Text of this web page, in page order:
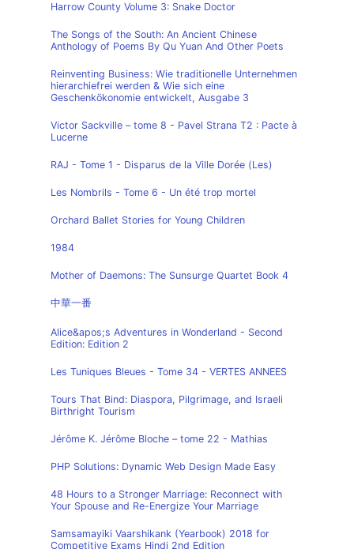
Harrow County Volume 3: Snake Doctor
The Songs of the South: An Ancient Chinese
Anthology of Poems By Qu Yuan And Other Poets
Reinventing Business: Wie traditionelle Unternehmen
hierarchiefrei werden & Wie sich eine
Geschenkökonomie entwickelt, Ausgabe 3
Victor Sackville – tome 8 - Pavel Strana T2 : Pacte à
Lucerne
RAJ - Tome 1 - Disparus de la Ville Dorée (Les)
Les Nombrils - Tome 6 - Un été trop mortel
Orchard Ballet Stories for Young Children
1984
Mother of Daemons: The Sunsurge Quartet Book 4
中華一番
Alice&apos;s Adventures in Wonderland - Second
Edition: Edition 2
Les Tuniques Bleues - Tome 34 - VERTES ANNEES
Tours That Bind: Diaspora, Pilgrimage, and Israeli
Birthright Tourism
Jérôme K. Jérôme Bloche – tome 22 - Mathias
PHP Solutions: Dynamic Web Design Made Easy
48 Hours to a Stronger Marriage: Reconnect with
Your Spouse and Re-Energize Your Marriage
Samsamayiki Vaarshikank (Yearbook) 2018 for
Competitive Exams Hindi 2nd Edition